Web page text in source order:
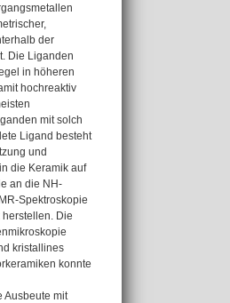
der
Die Liganden
in höheren
hochreaktiv
mit solch
Ligand besteht
und
die Keramik auf
an die NH-
Spektroskopie
Die
kristallines
konnte
Ausbeute mit